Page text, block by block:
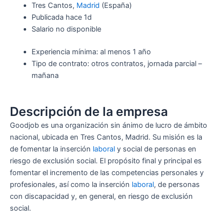
Tres Cantos, Madrid (España)
Publicada hace 1d
Salario no disponible
Experiencia mínima: al menos 1 año
Tipo de contrato: otros contratos, jornada parcial –
mañana
Descripción de la empresa
Goodjob es una organización sin ánimo de lucro de ámbito
nacional, ubicada en Tres Cantos, Madrid. Su misión es la
de fomentar la inserción laboral y social de personas en
riesgo de exclusión social. El propósito final y principal es
fomentar el incremento de las competencias personales y
profesionales, así como la inserción laboral, de personas
con discapacidad y, en general, en riesgo de exclusión
social.